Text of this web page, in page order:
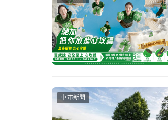
本次活動集結56個公益與文創攤
作的場域，更成為凝聚社區情
車市新聞